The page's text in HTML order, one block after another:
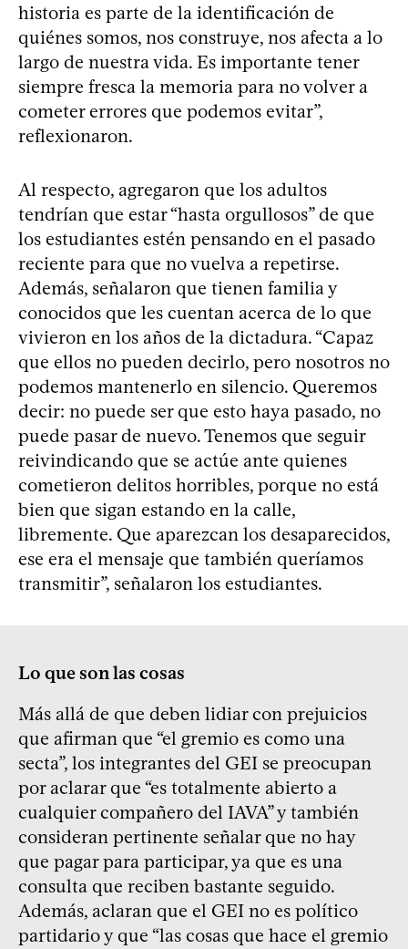
historia es parte de la identificación de
quiénes somos, nos construye, nos afecta a lo
largo de nuestra vida. Es importante tener
siempre fresca la memoria para no volver a
cometer errores que podemos evitar”,
reflexionaron.
Al respecto, agregaron que los adultos
tendrían que estar “hasta orgullosos” de que
los estudiantes estén pensando en el pasado
reciente para que no vuelva a repetirse.
Además, señalaron que tienen familia y
conocidos que les cuentan acerca de lo que
vivieron en los años de la dictadura. “Capaz
que ellos no pueden decirlo, pero nosotros no
podemos mantenerlo en silencio. Queremos
decir: no puede ser que esto haya pasado, no
puede pasar de nuevo. Tenemos que seguir
reivindicando que se actúe ante quienes
cometieron delitos horribles, porque no está
bien que sigan estando en la calle,
libremente. Que aparezcan los desaparecidos,
ese era el mensaje que también queríamos
transmitir”, señalaron los estudiantes.
Lo que son las cosas
Más allá de que deben lidiar con prejuicios
que afirman que “el gremio es como una
secta”, los integrantes del GEI se preocupan
por aclarar que “es totalmente abierto a
cualquier compañero del IAVA” y también
consideran pertinente señalar que no hay
que pagar para participar, ya que es una
consulta que reciben bastante seguido.
Además, aclaran que el GEI no es político
partidario y que “las cosas que hace el gremio